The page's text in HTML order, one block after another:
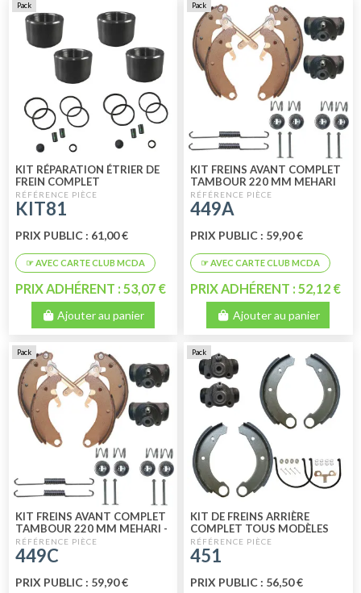
Pack
KIT RÉPARATION ÉTRIER DE
FREIN COMPLET
KIT81
PRIX PUBLIC : 61,00 €
PRIX ADHÉRENT : 53,07 €
Ajouter au panier
Pack
KIT FREINS AVANT COMPLET
TAMBOUR 220 MM MEHARI
DYANE LOOCKHEED 8
449A
PRIX PUBLIC : 59,90 €
PRIX ADHÉRENT : 52,12 €
Ajouter au panier
Pack
KIT FREINS AVANT COMPLET
TAMBOUR 220 MM MEHARI -
DYANE LOOCKHEED 9
449C
PRIX PUBLIC : 59,90 €
Pack
KIT DE FREINS ARRIÈRE
COMPLET TOUS MODÈLES
180 MM LOOCKHEED 9 MM
451
PRIX PUBLIC : 56,50 €